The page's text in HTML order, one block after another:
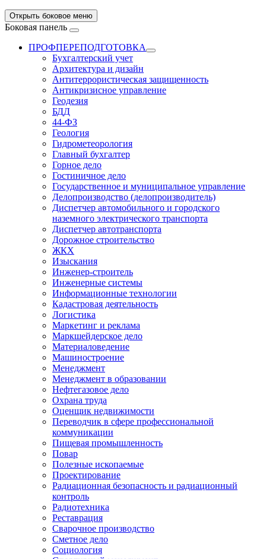
Открыть боковое меню
Боковая панель
ПРОФПЕРЕПОДГОТОВКА
Бухгалтерский учет
Архитектура и дизайн
Антитеррористическая защищенность
Антикризисное управление
Геодезия
БДД
44-ФЗ
Геология
Гидрометеорология
Главный бухгалтер
Горное дело
Гостиничное дело
Государственное и муниципальное управление
Делопроизводство (делопроизводитель)
Диспетчер автомобильного и городского
наземного электрического транспорта
Диспетчер автотранспорта
Дорожное строительство
ЖКХ
Изыскания
Инженер-строитель
Инженерные системы
Информационные технологии
Кадастровая деятельность
Логистика
Маркетинг и реклама
Маркшейдерское дело
Материаловедение
Машиностроение
Менеджмент
Менеджмент в образовании
Нефтегазовое дело
Охрана труда
Оценщик недвижимости
Переводчик в сфере профессиональной
коммуникации
Пищевая промышленность
Повар
Полезные ископаемые
Проектирование
Радиационная безопасность и радиационный
контроль
Радиотехника
Реставрация
Сварочное производство
Сметное дело
Социология